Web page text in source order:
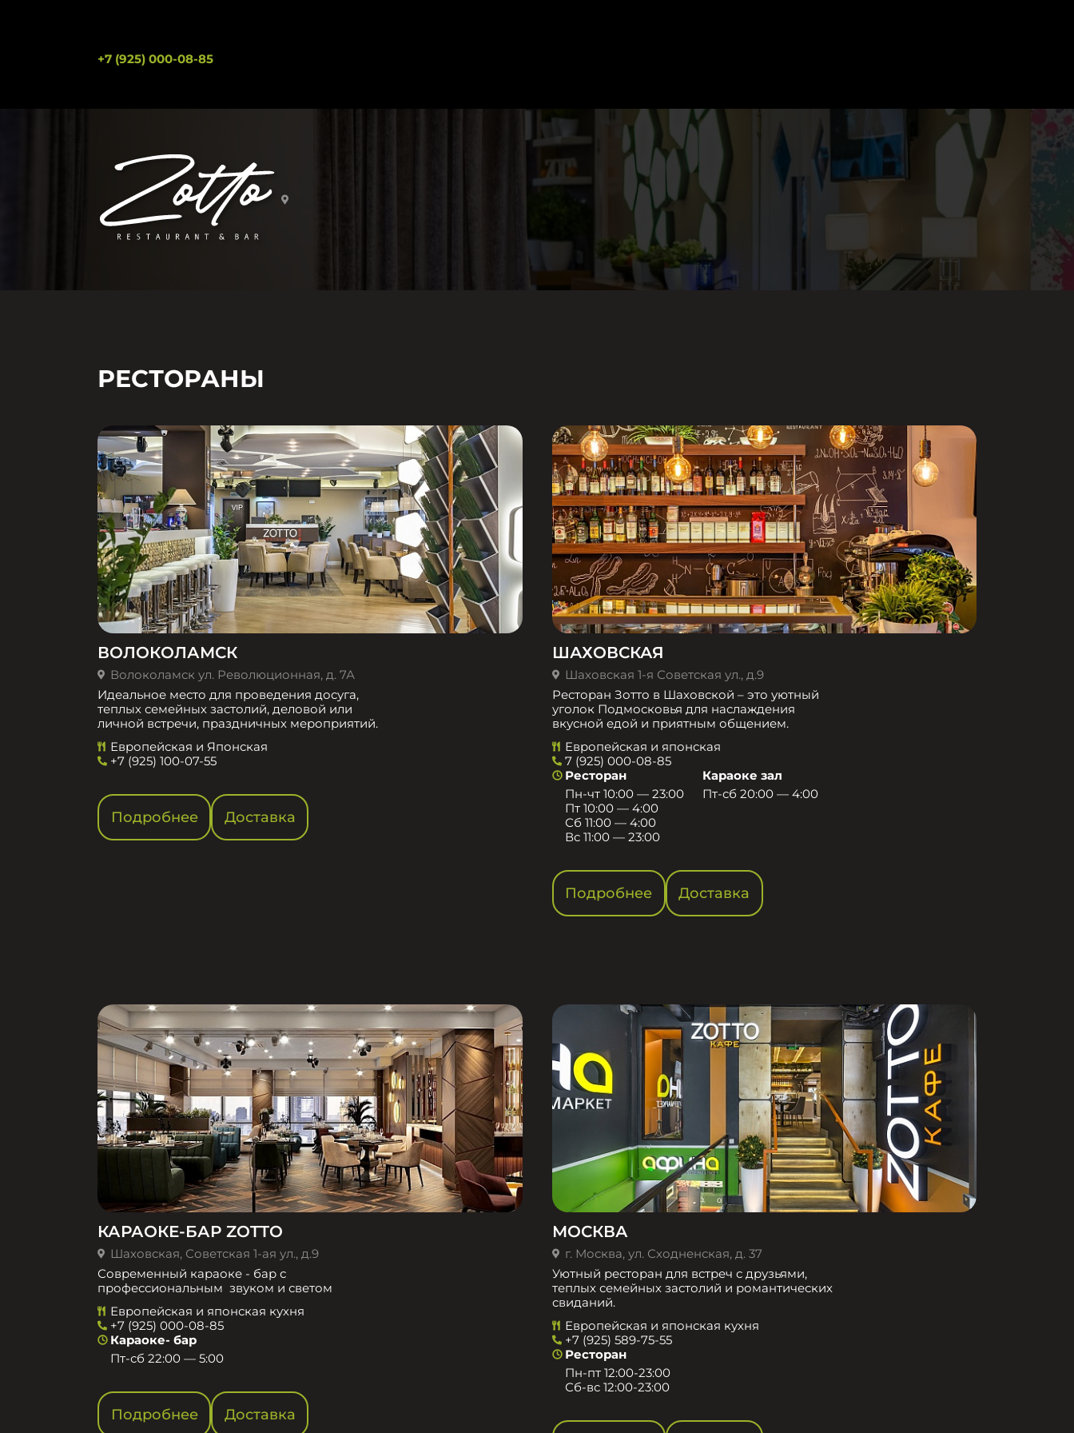
+7 (925) 000-08-85
РЕСТОРАНЫ
ВОЛОКОЛАМСК
Волоколамск ул. Революционная, д. 7А
Идеальное место для проведения досуга,
теплых семейных застолий, деловой или
личной встречи, праздничных мероприятий.
Европейская и Японская
+7 (925) 100-07-55
Подробнее Доставка
ШАХОВСКАЯ
Шаховская 1-я Советская ул., д.9
Ресторан Зотто в Шаховской – это уютный
уголок Подмосковья для наслаждения
вкусной едой и приятным общением.​
Европейская и японская
7 (925) 000-08-85
Ресторан
Пн-чт 10:00 — 23:00
Пт 10:00 — 4:00
Сб 11:00 — 4:00
Вс 11:00 — 23:00
Караоке зал
Пт-сб 20:00 — 4:00
Подробнее Доставка
КАРАОКЕ-БАР ZOTTO
Шаховская, Советская 1-ая ул., д.9
Современный караоке - бар с
профессиональным звуком и светом
Европейская и японская кухня
+7 (925) 000-08-85
Караоке- бар
Пт-сб 22:00 — 5:00
Подробнее Доставка
МОСКВА
г. Москва, ул. Сходненская, д. 37
Уютный ресторан для встреч с друзьями,
теплых семейных застолий и романтических
свиданий.
Европейская и японская кухня
+7 (925) 589-75-55
Ресторан
Пн-пт 12:00-23:00
Сб-вс 12:00-23:00